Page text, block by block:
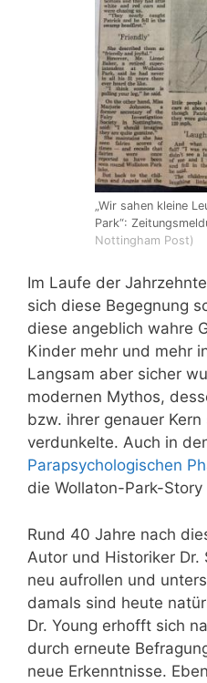
„Wir sahen kleine
Park“:
Nottingham Post)
Im Laufe der
sich diese Begegnung
diese angeblich wahre
Kinder mehr und mehr
Langsam aber sicher
modernen Mythos,
bzw. ihrer genauer
verdunkelte. Auch in
Parapsychologischen
die Wollaton-Park-Story
Rund 40 Jahre nach
Autor und Historiker Dr.
neu aufrollen und
damals sind heute
Dr. Young erhofft sich
durch erneute
neue Erkenntnisse.